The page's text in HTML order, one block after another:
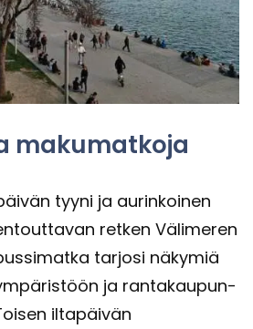
ma­ku­mat­ko­ja
tyyni ja au­rin­koi­nen
ret­ken Vä­li­me­ren
tar­jo­si nä­ky­miä
ja ran­ta­kau­pun­
il­ta­päi­vän